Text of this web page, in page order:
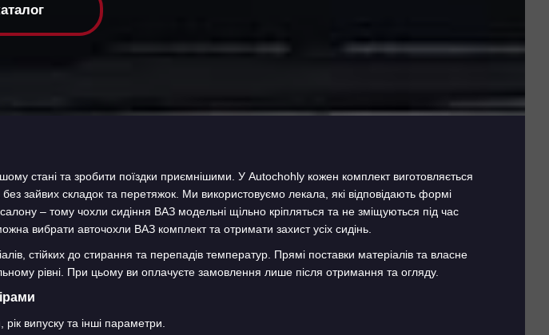
стані та зробити поїздки приємнішими. У Autochohly кожен комплект виготовляється
зайвих складок та перетяжок. Ми використовуємо лекала, які відповідають формі
салону – тому чохли сидіння ВАЗ модельні щільно кріпляться та не зміщуються під час
вибрати авточохли ВАЗ комплект та отримати захист усіх сидінь.
стійких до стирання та перепадів температур. Прямі поставки матеріалів та власне
рівні. При цьому ви оплачуєте замовлення лише після отримання та огляду.
випуску та інші параметри.